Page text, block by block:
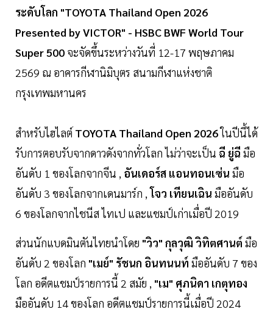
ระดับโลก "TOYOTA Thailand Open 2026
Presented by VICTOR" - HSBC BWF World Tour
Super 500 จะจัดขึ้นระหว่างวันที่ 12-17 พฤษภาคม
2569 ณ อาคารกีฬานิมิบุตร สนามกีฬาแห่งชาติ
กรุงเทพมหานคร
สำหรับไฮไลต์ TOYOTA Thailand Open 2026ในปีนี้ได้
รับการตอบรับจากดาวดังจากทั่วโลก ไม่ว่าจะเป็น ฉี ยู่ฉี มือ
อันดับ 1 ของโลกจากจีน , อันเดอร์ส แอนทอนเซ่น มือ
อันดับ 3 ของโลกจากเดนมาร์ก ,โจว เทียนเฉิน มืออันดับ
6 ของโลกจากไชนีส ไทเป และแชมป์เก่าเมื่อปี 2019
ส่วนนักแบดมินตันไทยนำโดย "วิว" กุลวุฒิ วิทิตศานต์ มือ
อันดับ 2 ของโลก "เมย์" รัชนก อินทนนท์ มืออันดับ 7 ของ
โลก อดีตแชมป์รายการนี้ 2 สมัย , "เม" ศุภนิดา เกตุทอง
มืออันดับ 14 ของโลก อดีตแชมป์รายการนี้เมื่อปี 2024